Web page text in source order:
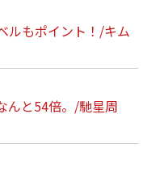
ルもポイント！/キム
んと54倍。/馳星周